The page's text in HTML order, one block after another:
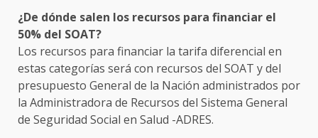
¿De dónde salen los recursos para financiar el
50% del SOAT?
Los recursos para financiar la tarifa diferencial en
estas categorías será con recursos del SOAT y del
presupuesto General de la Nación administrados por
la Administradora de Recursos del Sistema General
de Seguridad Social en Salud -ADRES.